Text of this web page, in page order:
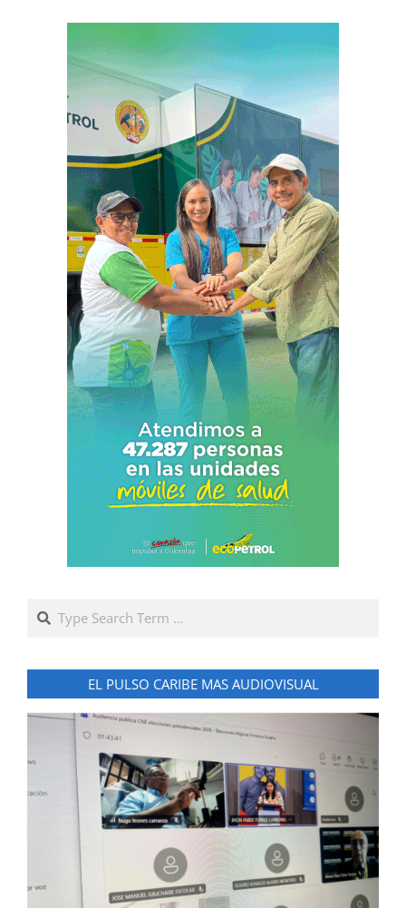
Search
EL PULSO CARIBE MAS AUDIOVISUAL